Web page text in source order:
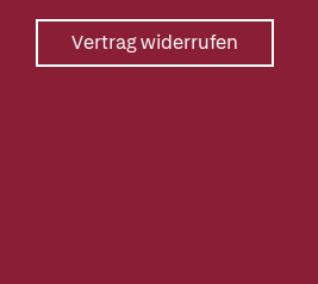
Vertrag widerrufen